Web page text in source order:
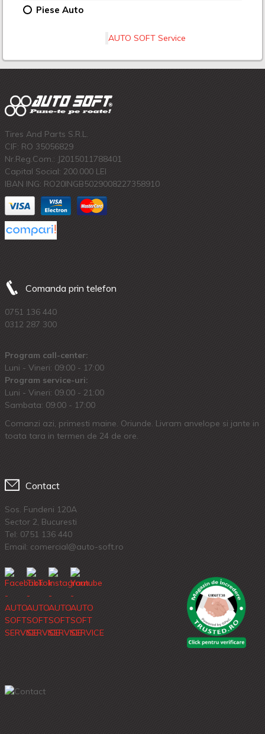
Piese Auto
AUTO SOFT Service
Tires And Parts S.R.L.
CIF: RO 35056829
Nr.Reg.Com.: J2015011788401
Capital Social: 200.000 LEI
IBAN ING: RO20INGB5029008227358910
Comanda prin telefon
0751 136 440
0312 287 300
Program call-center:
Luni - Vineri: 09:00 - 17:00
Program service-uri:
Luni - Vineri: 09.00 - 21:00
Sambata: 09:00 - 17:00
Comanzi azi, primesti maine. Oriunde. Livram anvelope si jante in
toata tara in termen de 24 de ore.
Contact
Sos. Fundeni 120A
Sector 2, Bucuresti
Tel: 0751 136 440
Email: comercial@auto-soft.ro